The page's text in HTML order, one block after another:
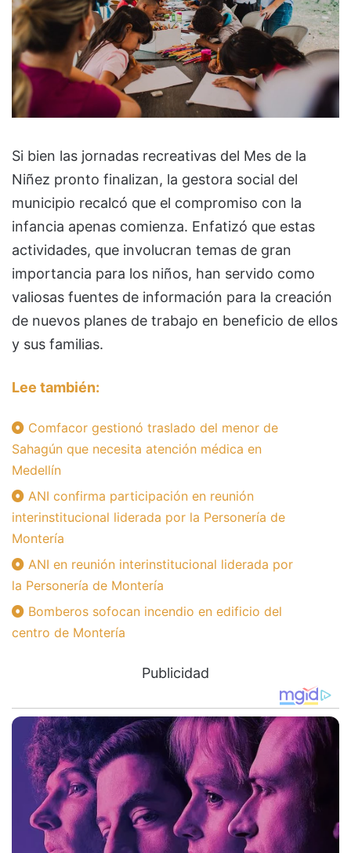
Si bien las jornadas recreativas del Mes de la
Niñez pronto finalizan, la gestora social del
municipio recalcó que el compromiso con la
infancia apenas comienza. Enfatizó que estas
actividades, que involucran temas de gran
importancia para los niños, han servido como
valiosas fuentes de información para la creación
de nuevos planes de trabajo en beneficio de ellos
y sus familias.
Lee también:
Comfacor gestionó traslado del menor de
Sahagún que necesita atención médica en
Medellín
ANI confirma participación en reunión
interinstitucional liderada por la Personería de
Montería
ANI en reunión interinstitucional liderada por
la Personería de Montería
Bomberos sofocan incendio en edificio del
centro de Montería
Publicidad